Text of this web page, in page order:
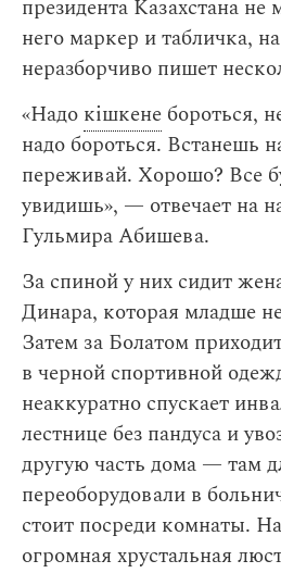
президента Казахстана
него маркер и табличка,
неразборчиво пишет
«Надо кішкене бороться,
надо бороться. Встанешь
переживай. Хорошо? Все
увидишь», — отвечает на
Гульмира Абишева.
За спиной у них сидит
Динара, которая младше
Затем за Болатом
в черной спортивной
неаккуратно спускает
лестнице без пандуса и
другую часть дома — там
переоборудовали в
стоит посреди комнаты.
огромная хрустальная